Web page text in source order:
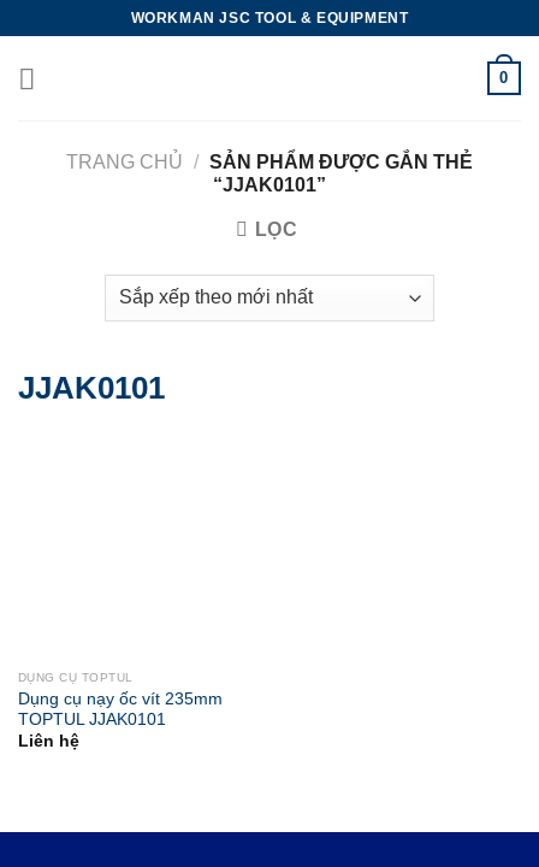
content
WORKMAN JSC TOOL & EQUIPMENT
0
TRANG CHỦ / SẢN PHẨM ĐƯỢC GẮN THẺ
“JJAK0101”
LỌC
JJAK0101
DỤNG CỤ TOPTUL
Dụng cụ nạy ốc vít 235mm
TOPTUL JJAK0101
Liên hệ